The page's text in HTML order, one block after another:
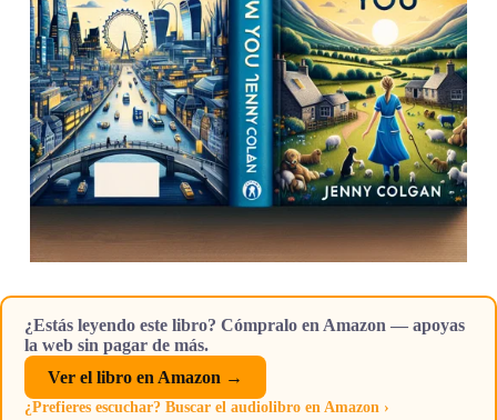
¿Estás leyendo este libro? Cómpralo en Amazon — apoyas
la web sin pagar de más.
Ver el libro en Amazon →
¿Prefieres escuchar? Buscar el audiolibro en Amazon ›